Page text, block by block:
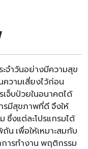
จำวันอย่างมีความสุข
ความเสี่ยงไว้ก่อน
เจ็บป่วยในอนาคตได้
รมีสุขภาพที่ดี จึงให้
ซึ่งแต่ละโปรแกรมได้
เพื่อให้เหมาะสมกับ
ารทำงาน พฤติกรรม